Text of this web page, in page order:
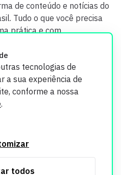
tecnologias de
a sua experiência de
conforme a nossa
.
todos
de conteúdo e notícias do
Tudo o que você precisa
prática e com
em nosso site são
de aprimoramento de
de Privacidade.